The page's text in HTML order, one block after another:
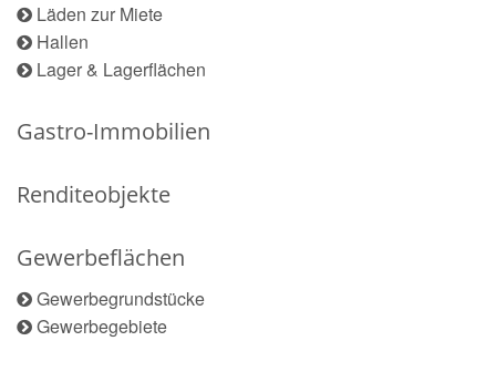
Läden zur Miete
Hallen
Lager & Lagerflächen
Gastro-Immobilien
Renditeobjekte
Gewerbeflächen
Gewerbegrundstücke
Gewerbegebiete